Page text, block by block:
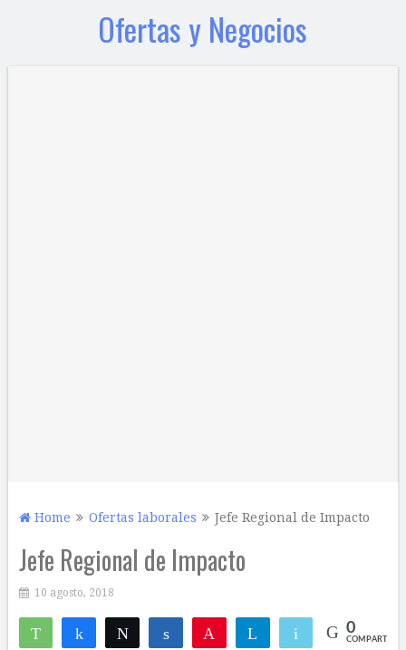
Ofertas y Negocios
Home Ofertas laborales Jefe Regional de Impacto
Jefe Regional de Impacto
10 agosto, 2018
WhatsAppCompartirTwittear Compartir Telegram Email 0
COMPARTIR